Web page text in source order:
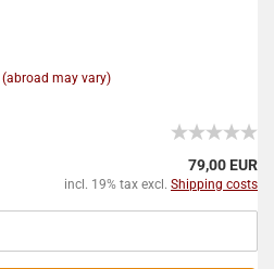
(abroad may vary)
79,00 EUR
incl. 19% tax excl. Shipping costs